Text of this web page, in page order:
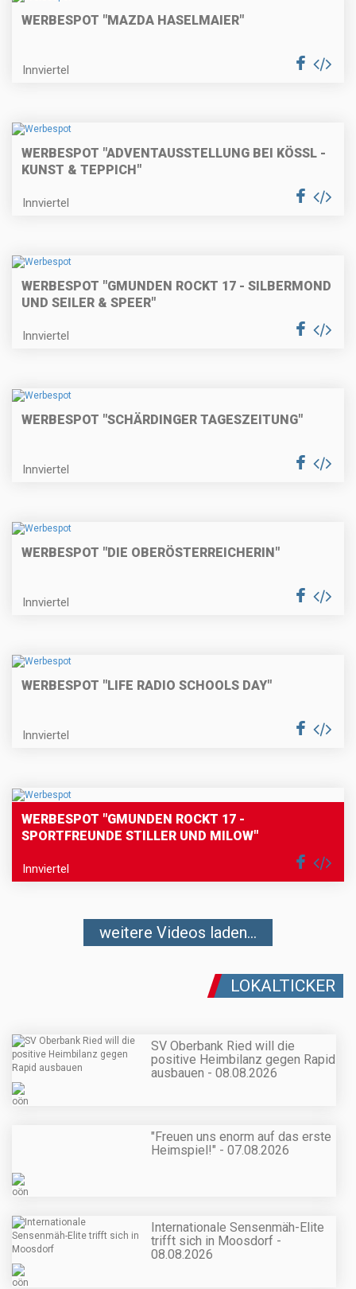
WERBESPOT "MAZDA HASELMAIER"
Innviertel
WERBESPOT "ADVENTAUSSTELLUNG BEI KÖSSL -
KUNST & TEPPICH"
Innviertel
WERBESPOT "GMUNDEN ROCKT 17 - SILBERMOND
UND SEILER & SPEER"
Innviertel
WERBESPOT "SCHÄRDINGER TAGESZEITUNG"
Innviertel
WERBESPOT "DIE OBERÖSTERREICHERIN"
Innviertel
WERBESPOT "LIFE RADIO SCHOOLS DAY"
Innviertel
WERBESPOT "GMUNDEN ROCKT 17 -
SPORTFREUNDE STILLER UND MILOW"
Innviertel
weitere Videos laden...
LOKALTICKER
SV Oberbank Ried will die
positive Heimbilanz gegen Rapid
ausbauen - 08.08.2026
"Freuen uns enorm auf das erste
Heimspiel!" - 07.08.2026
Internationale Sensenmäh-Elite
trifft sich in Moosdorf -
08.08.2026